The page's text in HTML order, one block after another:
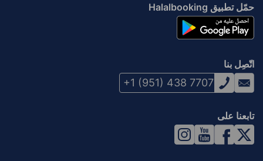
حمّل تطبيق Halalbooking
اتّصِل بنا
+1 (951) 438 7707
تابعنا على